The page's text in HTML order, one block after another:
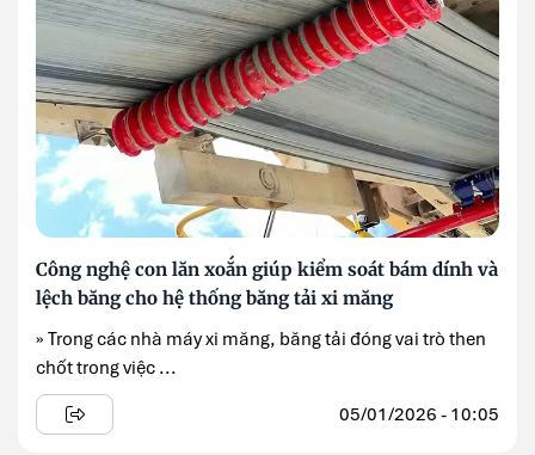
Công nghệ con lăn xoắn giúp kiểm soát bám dính và
lệch băng cho hệ thống băng tải xi măng
» Trong các nhà máy xi măng, băng tải đóng vai trò then
chốt trong việc ...
05/01/2026 - 10:05